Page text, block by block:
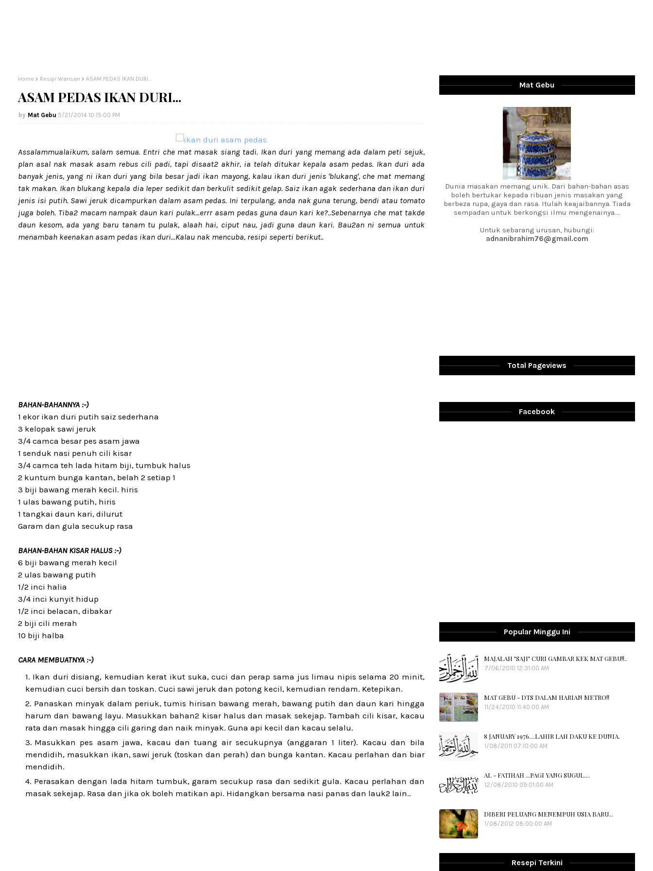
Home Resipi Warisan ASAM PEDAS IKAN DURI...
ASAM PEDAS IKAN DURI...
Mat Gebu 5/21/2014 10:15:00 PM
Assalammualaikum, salam semua. Entri che mat masak siang tadi. Ikan duri yang memang ada dalam peti sejuk,
plan asal nak masak asam rebus cili padi, tapi disaat2 akhir, ia telah ditukar kepala asam pedas. Ikan duri ada
banyak jenis, yang ni ikan duri yang bila besar jadi ikan mayong, kalau ikan duri jenis 'blukang', che mat memang
tak makan. Ikan blukang kepala dia leper sedikit dan berkulit sedikit gelap. Saiz ikan agak sederhana dan ikan duri
jenis isi putih. Sawi jeruk dicampurkan dalam asam pedas. Ini terpulang, anda nak guna terung, bendi atau tomato
juga boleh. Tiba2 macam nampak daun kari pulak...errr asam pedas guna daun kari ke?..Sebenarnya che mat takde
daun kesom, ada yang baru tanam tu pulak, alaah hai, ciput nau, jadi guna daun kari. Bau2an ni semua untuk
menambah keenakan asam pedas ikan duri...Kalau nak mencuba, resipi seperti berikut..
BAHAN-BAHANNYA :-)
1 ekor ikan duri putih saiz sederhana
3 kelopak sawi jeruk
3/4 camca besar pes asam jawa
1 senduk nasi penuh cili kisar
3/4 camca teh lada hitam biji, tumbuk halus
2 kuntum bunga kantan, belah 2 setiap 1
3 biji bawang merah kecil. hiris
1 ulas bawang putih, hiris
1 tangkai daun kari, dilurut
Garam dan gula secukup rasa
BAHAN-BAHAN KISAR HALUS :-)
6 biji bawang merah kecil
2 ulas bawang putih
1/2 inci halia
3/4 inci kunyit hidup
1/2 inci belacan, dibakar
2 biji cili merah
10 biji halba
CARA MEMBUATNYA :-)
Ikan duri disiang, kemudian kerat ikut suka, cuci dan perap sama jus limau nipis selama 20 minit,
kemudian cuci bersih dan toskan. Cuci sawi jeruk dan potong kecil, kemudian rendam. Ketepikan.
Panaskan minyak dalam periuk, tumis hirisan bawang merah, bawang putih dan daun kari hingga
harum dan bawang layu. Masukkan bahan2 kisar halus dan masak sekejap. Tambah cili kisar, kacau
rata dan masak hingga cili garing dan naik minyak. Guna api kecil dan kacau selalu.
Masukkan pes asam jawa, kacau dan tuang air secukupnya (anggaran 1 liter). Kacau dan bila
mendidih, masukkan ikan, sawi jeruk (toskan dan perah) dan bunga kantan. Kacau perlahan dan biar
mendidih.
Perasakan dengan lada hitam tumbuk, garam secukup rasa dan sedikit gula. Kacau perlahan dan
masak sekejap. Rasa dan jika ok boleh matikan api. Hidangkan bersama nasi panas dan lauk2 lain..
Mat Gebu
Dunia masakan memang unik. Dari bahan-bahan asas
boleh bertukar kepada ribuan jenis masakan yang
berbeza rupa, gaya dan rasa. Itulah keajaibannya. Tiada
sempadan untuk berkongsi ilmu mengenainya....
Untuk sebarang urusan, hubungi:
adnanibrahim76@gmail.com
Total Pageviews
Facebook
Popular Minggu Ini
MAJALAH "SAJI" CURI GAMBAR KEK MAT GEBU!!..
7/06/2010 12:31:00 AM
MAT GEBU - DTS DALAM HARIAN METRO!!
11/24/2010 11:40:00 AM
8 JANUARY 1976....LAHIR LAH DAKU KE DUNIA.
1/08/2011 07:10:00 AM
AL - FATIHAH ...PAGI YANG SUGUL....
12/08/2010 09:01:00 AM
DIBERI PELUANG MENEMPUH USIA BARU...
1/08/2012 08:00:00 AM
Resepi Terkini